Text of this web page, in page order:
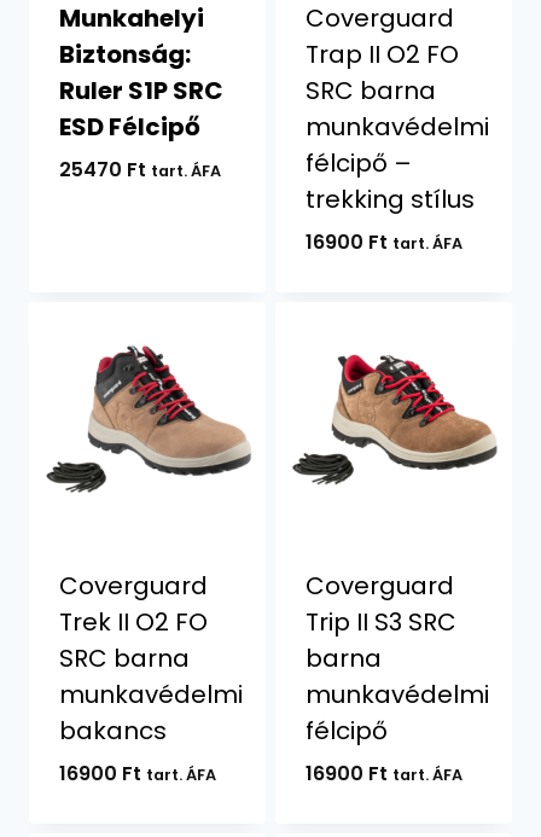
Munkahelyi
Biztonság:
Ruler S1P SRC
ESD Félcipő
25470 Ft tart. ÁFA
Coverguard
Trap II O2 FO
SRC barna
munkavédelmi
félcipő –
trekking stílus
16900 Ft tart. ÁFA
Coverguard
Trek II O2 FO
SRC barna
munkavédelmi
bakancs
16900 Ft tart. ÁFA
Coverguard
Trip II S3 SRC
barna
munkavédelmi
félcipő
16900 Ft tart. ÁFA